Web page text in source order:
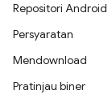
Repositori Android
Persyaratan
Mendownload
Pratinjau biner